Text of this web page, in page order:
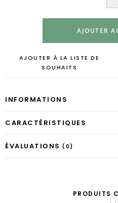
AJOUTER
AJOUTER À LA LISTE DE
SOUHAITS
INFORMATIONS
CARACTÉRISTIQUES
ÉVALUATIONS (0)
PRODUITS